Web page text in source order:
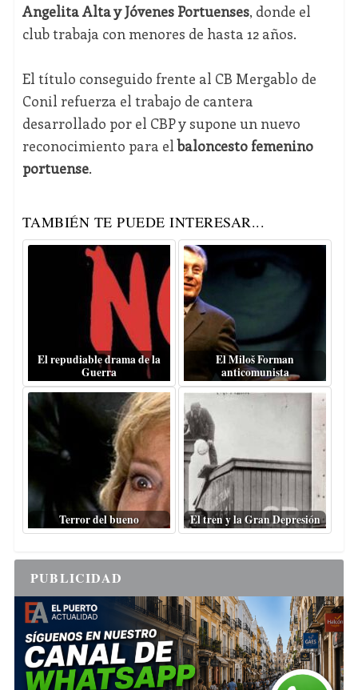
Angelita Alta y Jóvenes Portuenses, donde el
club trabaja con menores de hasta 12 años.
El título conseguido frente al CB Mergablo de
Conil refuerza el trabajo de cantera
desarrollado por el CBP y supone un nuevo
reconocimiento para elbaloncesto femenino
portuense.
TAMBIÉN TE PUEDE INTERESAR...
El repudiable drama de la
Guerra
El Miloš Forman
anticomunista
Terror del bueno El tren y la Gran Depresión
PUBLICIDAD